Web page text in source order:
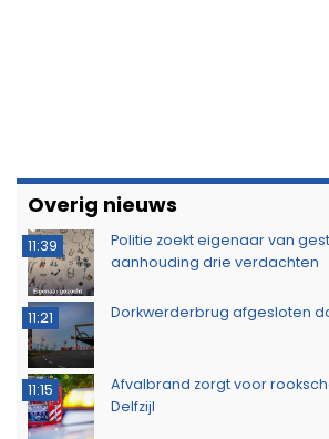
Overig nieuws
11:39
Politie zoekt eigenaar van
aanhouding drie verdachten
11:21 Dorkwerderbrug afgesloten
11:15
Afvalbrand zorgt voor
Delfzijl